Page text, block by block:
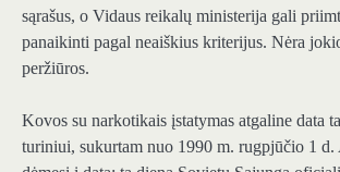
sąrašus, o Vidaus reikalų ministerija gali
panaikinti pagal neaiškius kriterijus. Nėra
peržiūros.
Kovos su narkotikais įstatymas atgaline data
turiniui, sukurtam nuo 1990 m. rugpjūčio 1